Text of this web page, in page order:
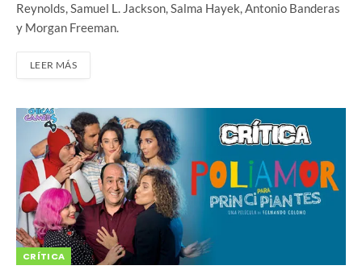
Reynolds, Samuel L. Jackson, Salma Hayek, Antonio Banderas
y Morgan Freeman.
LEER MÁS
CRÍTICA